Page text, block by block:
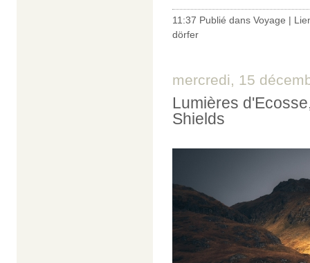
11:37 Publié dans Voyage |
dörfer
mercredi, 15
Lumières
Shields